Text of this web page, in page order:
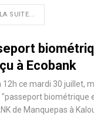
SUITE...
à Ecobank
12h ce mardi 30 juillet,
biométrique
de Manquepas à